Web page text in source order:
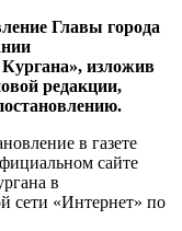
Главы города
, изложив
редакции,
в газете
сайте
в
сети «Интернет» по